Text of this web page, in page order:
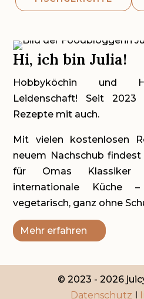
Hi, ich bin Julia!
Hobbyköchin und
Leidenschaft! Seit
Rezepte mit auch.
Mit vielen kostenlosen
neuem Nachschub
für Omas
internationale Küche
vegetarisch, ganz ohne
Mehr erfahren
© 2023 - 2026
Datenschutz I